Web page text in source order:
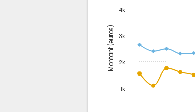
Montant (euros)
1k
2k
3k
4k